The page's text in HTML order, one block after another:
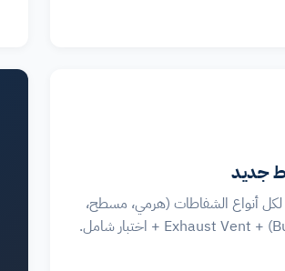
جديد
لكل أنواع الشفاطات (هرمي، مسطح،